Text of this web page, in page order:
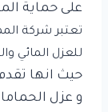
على حماية
تعتبر شركة
للعزل المائي
حيث انها
و عزل